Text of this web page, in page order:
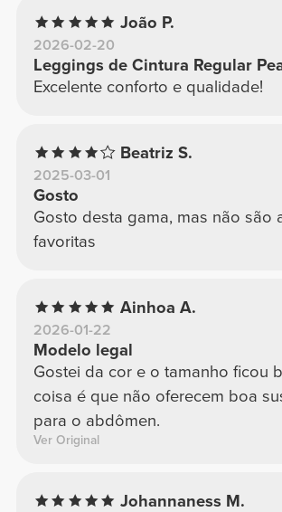
João P.
2026-02-20
Leggings de Cintura Regular
Excelente conforto e qualidade!
Beatriz S.
2025-03-01
Gosto
Gosto desta gama, mas não são
favoritas
Ainhoa A.
2026-01-22
Modelo legal
Gostei da cor e o tamanho ficou
coisa é que não oferecem boa
para o abdômen.
Ver Original
Johannaness M.